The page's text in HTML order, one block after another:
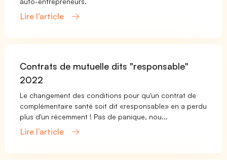
Lire l’article
Contrats de mutuelle dits "responsable"
2022
Le changement des conditions pour qu'un contrat de
complémentaire santé soit dit «responsable» en a perdu
plus d'un récemment ! Pas de panique, nou...
Lire l’article